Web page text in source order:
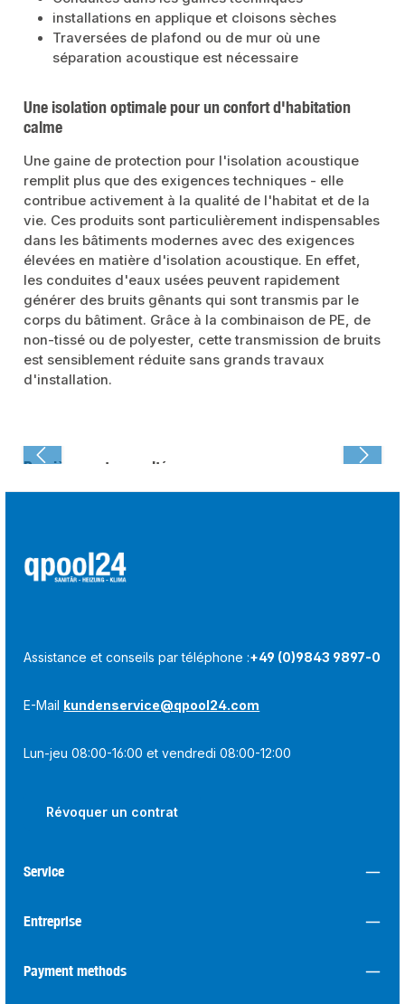
installations en applique et cloisons sèches
Traversées de plafond ou de mur où une
séparation acoustique est nécessaire
Une isolation optimale pour un confort d'habitation
calme
Une gaine de protection pour l'isolation acoustique
remplit plus que des exigences techniques - elle
contribue activement à la qualité de l'habitat et de la
vie. Ces produits sont particulièrement indispensables
dans les bâtiments modernes avec des exigences
élevées en matière d'isolation acoustique. En effet,
les conduites d'eaux usées peuvent rapidement
générer des bruits gênants qui sont transmis par le
corps du bâtiment. Grâce à la combinaison de PE, de
non-tissé ou de polyester, cette transmission de bruits
est sensiblement réduite sans grands travaux
d'installation.
Dernièrement consulté :
Assistance et conseils par téléphone :+49 (0)9843 9897-0
E-Mail kundenservice@qpool24.com
Lun-jeu 08:00-16:00 et vendredi 08:00-12:00
Révoquer un contrat
Service
Entreprise
Payment methods